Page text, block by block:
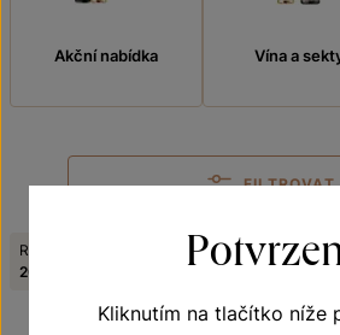
Akční nabídka Vína a
FILTROVAT
Ročník:
2000
Zrušit filtry
Kliknutím na tlačítko níže